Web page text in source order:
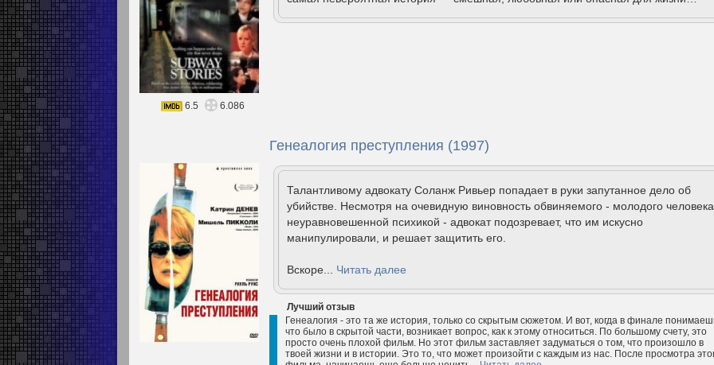
6.5 6.086
Генеалогия преступления (1997)
Талантливому адвокату Соланж Ривьер попадает в руки запутанное дело об
убийстве. Несмотря на очевидную виновность обвиняемого - молодого
неуравновешенной психикой - адвокат подозревает, что им искусно
манипулировали, и решает защитить его.
Вскоре... Читать далее
Лучший отзыв
Генеалогия - это та же история, только со скрытым сюжетом. И вот, когда в финале
что было в скрытой части, возникает вопрос, как к этому относиться. По большому счету, это
просто очень плохой фильм. Но этот фильм заставляет задуматься о том, что произошло в
твоей жизни и в истории. Это то, что может произойти с каждым из нас. После просмотра